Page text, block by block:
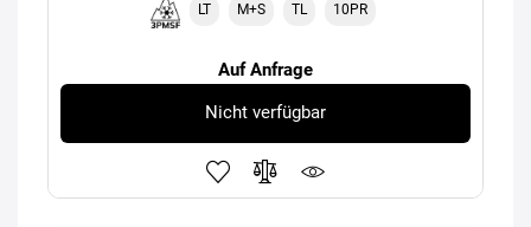
LT M+S TL 10PR
Auf Anfrage
Nicht verfügbar